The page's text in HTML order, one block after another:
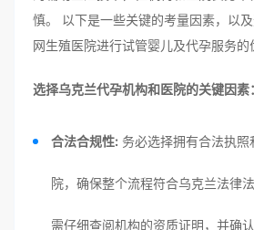
慎。 以下是一些关键的考量因素，以
网生殖医院进行试管婴儿及代孕服务的
选择乌克兰代孕机构和医院的关键因素：
合法合规性: 务必选择拥有合法执
院，确保整个流程符合乌克兰法律
需仔细查阅机构的资质证明，并确